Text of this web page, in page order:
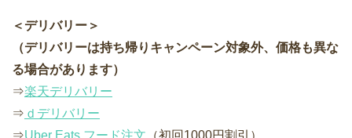
＜デリバリー＞
（デリバリーは持ち帰りキャンペーン対象外、価格も異な
る場合があります）
⇒楽天デリバリー
⇒ ｄデリバリー
⇒Uber Eats フード注文 （初回1000円割引）